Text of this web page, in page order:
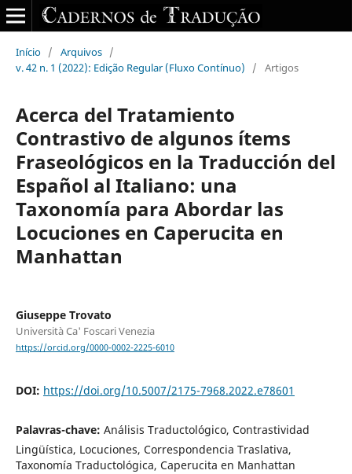
Início / Arquivos /
v. 42 n. 1 (2022): Edição Regular (Fluxo Contínuo)
/ Artigos
Acerca del Tratamiento
Contrastivo de algunos ítems
Fraseológicos en la Traducción del
Español al Italiano: una
Taxonomía para Abordar las
Locuciones en Caperucita en
Manhattan
Giuseppe Trovato
Università Ca' Foscari Venezia
https://orcid.org/0000-0002-2225-6010
DOI: https://doi.org/10.5007/2175-7968.2022.e78601
Palavras-chave: Análisis Traductológico, Contrastividad
Lingüística, Locuciones, Correspondencia Traslativa,
Taxonomía Traductológica, Caperucita en Manhattan